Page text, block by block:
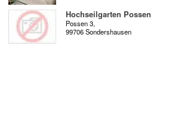
Hochseilgarten Possen
Possen 3,
99706 Sondershausen